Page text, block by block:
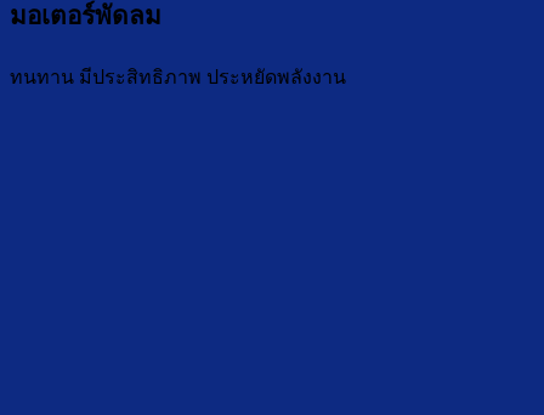
มอเตอร์พัดลม
ทนทาน มีประสิทธิภาพ ประหยัดพลังงาน